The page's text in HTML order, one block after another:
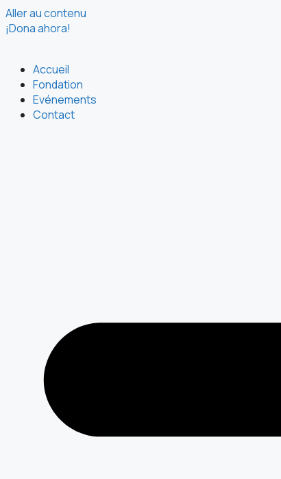
Aller au contenu
¡Dona ahora!
Accueil
Fondation
Evénements
Contact